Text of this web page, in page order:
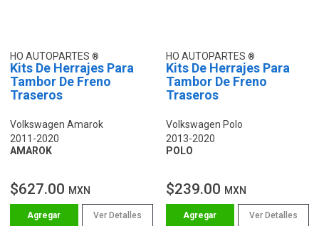
HO AUTOPARTES
Kits De Herrajes Para
Tambor De Freno
Traseros
Volkswagen Amarok
2011-2020
AMAROK
$627.00 MXN
Ver Detalles
HO AUTOPARTES
Kits De Herrajes Para
Tambor De Freno
Traseros
Volkswagen Polo
2013-2020
POLO
$239.00 MXN
Ver Detalles